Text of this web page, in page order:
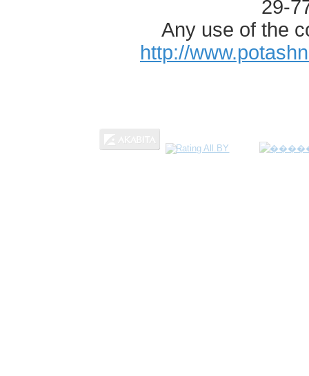
29-
Any use of the
http://